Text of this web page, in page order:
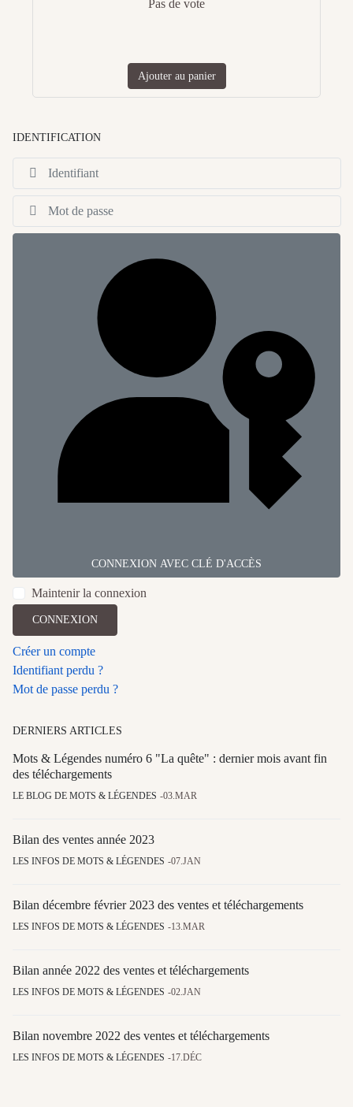
Pas de vote
Ajouter au panier
IDENTIFICATION
CONNEXION AVEC CLÉ D'ACCÈS
Maintenir la connexion
CONNEXION
Créer un compte
Identifiant perdu ?
Mot de passe perdu ?
DERNIERS ARTICLES
Mots & Légendes numéro 6 "La quête" : dernier mois avant fin
des téléchargements
LE BLOG DE MOTS & LÉGENDES 03.MAR
Bilan des ventes année 2023
LES INFOS DE MOTS & LÉGENDES 07.JAN
Bilan décembre février 2023 des ventes et téléchargements
LES INFOS DE MOTS & LÉGENDES 13.MAR
Bilan année 2022 des ventes et téléchargements
LES INFOS DE MOTS & LÉGENDES 02.JAN
Bilan novembre 2022 des ventes et téléchargements
LES INFOS DE MOTS & LÉGENDES 17.DÉC